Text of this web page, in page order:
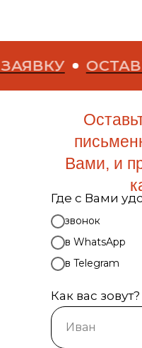
ОСТАВИТЬ
Где с Вами
звонок
в WhatsApp
в Telegram
Как вас зовут?
Вами, и